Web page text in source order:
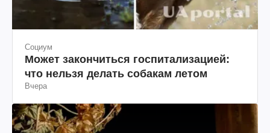
Социум
Может закончиться госпитализацией:
что нельзя делать собакам летом
Вчера